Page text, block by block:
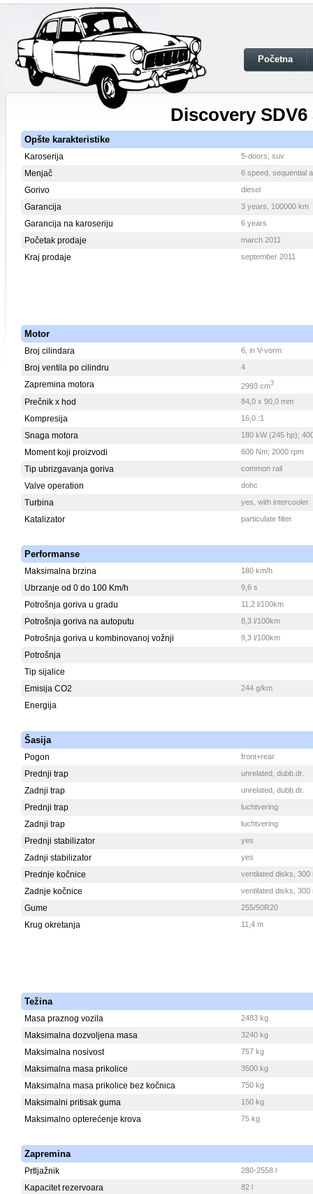
Početna
Discovery
Opšte karakteristike
Karoserija 5-doors, suv
Menjač 6 speed, sequential
Gorivo diesel
Garancija 3 years, 100000 km
Garancija na karoseriju 6 years
Početak prodaje march 2011
Kraj prodaje september 2011
Motor
Broj cilindara 6, in V-vorm
Broj ventila po cilindru 4
Zapremina motora 2993 cm3
Prečnik x hod 84,0 x 90,0 mm
Kompresija 16,0 :1
Snaga motora 180 kW (245 hp);
Moment koji proizvodi 600 Nm; 2000 rpm
Tip ubrizgavanja goriva common rail
Valve operation dohc
Turbina yes, with intercooler
Katalizator particulate filter
Performanse
Maksimalna brzina 180 km/h
Ubrzanje od 0 do 100 Km/h 9,6 s
Potrošnja goriva u gradu 11,2 l/100km
Potrošnja goriva na autoputu 8,3 l/100km
Potrošnja goriva u kombinovanoj vožnji 9,3 l/100km
Potrošnja
Tip sijalice
Emisija CO2
244 g/km
Energija
Šasija
Pogon front+rear
Prednji trap unrelated, dubb.dr.
Zadnji trap unrelated, dubb.dr.
Prednji trap luchtvering
Zadnji trap luchtvering
Prednji stabilizator yes
Zadnji stabilizator yes
Prednje kočnice ventilated disks, 300
Zadnje kočnice ventilated disks, 300
Gume 255/50R20
Krug okretanja 11,4 m
Težina
Masa praznog vozila 2483 kg
Maksimalna dozvoljena masa 3240 kg
Maksimalna nosivost 757 kg
Maksimalna masa prikolice 3500 kg
Maksimalna masa prikolice bez kočnica 750 kg
Maksimalni pritisak guma 150 kg
Maksimalno opterećenje krova 75 kg
Zapremina
Prtljažnik 280-2558 l
Kapacitet rezervoara 82 l